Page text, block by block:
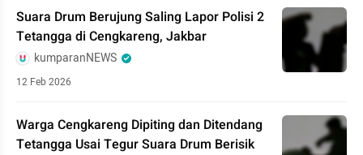
Suara Drum Berujung Saling Lapor Polisi 2
Tetangga di Cengkareng, Jakbar
kumparanNEWS
12 Feb 2026
Warga Cengkareng Dipiting dan Ditendang
Tetangga Usai Tegur Suara Drum Berisik